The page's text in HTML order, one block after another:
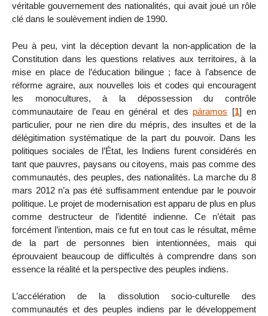
véritable gouvernement des nationalités, qui avait joué un rôle
clé dans le soulèvement indien de 1990.
Peu à peu, vint la déception devant la non-application de la
Constitution dans les questions relatives aux territoires, à la
mise en place de l’éducation bilingue ; face à l’absence de
réforme agraire, aux nouvelles lois et codes qui encouragent
les monocultures, à la dépossession du contrôle
communautaire de l’eau en général et des páramos [1] en
particulier, pour ne rien dire du mépris, des insultes et de la
délégitimation systématique de la part du pouvoir. Dans les
politiques sociales de l’État, les Indiens furent considérés en
tant que pauvres, paysans ou citoyens, mais pas comme des
communautés, des peuples, des nationalités. La marche du 8
mars 2012 n’a pas été suffisamment entendue par le pouvoir
politique. Le projet de modernisation est apparu de plus en plus
comme destructeur de l’identité indienne. Ce n’était pas
forcément l’intention, mais ce fut en tout cas le résultat, même
de la part de personnes bien intentionnées, mais qui
éprouvaient beaucoup de difficultés à comprendre dans son
essence la réalité et la perspective des peuples indiens.
L’accélération de la dissolution socio-culturelle des
communautés et des peuples indiens par le développement